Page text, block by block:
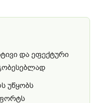
და ეფექტური
უწყობს